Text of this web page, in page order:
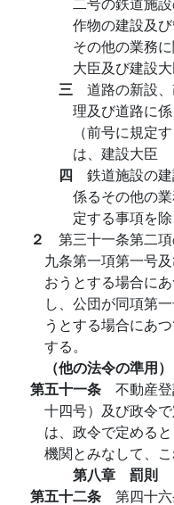
作物の建設及
その他の業務
大臣及び建設
三 道路の新設
理及び道路に
（前号に規定
は、建設大臣
四 鉄道施設の
係るその他の
定する事項を
２ 第三十一条第二
九条第一項第一号
おうとする場合に
し、公団が同項第
うとする場合にあ
する。
（他の法令の準用）
第五十一条 不動産
十四号）及び政令
は、政令で定める
機関とみなして、
第八章 罰則
第五十二条 第四十